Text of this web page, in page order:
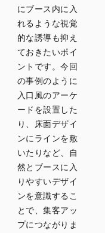
にブース内に入
れるような視覚
的な誘導も抑え
ておきたいポイ
ントです。今回
の事例のように
入口風のアーケ
ードを設置した
り、床面デザイ
ンにラインを敷
いたりなど、自
然とブースに入
りやすいデザイ
ンを意識するこ
とで、集客アッ
プにつながりま